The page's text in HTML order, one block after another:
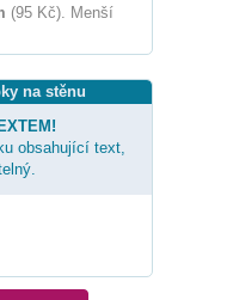
(95 Kč). Menší
na stěnu
obsahující text,